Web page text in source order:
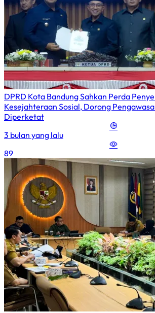
DPRD Kota Bandung Sahkan Perda
Kesejahteraan Sosial, Dorong
Diperketat
3 bulan yang lalu
89